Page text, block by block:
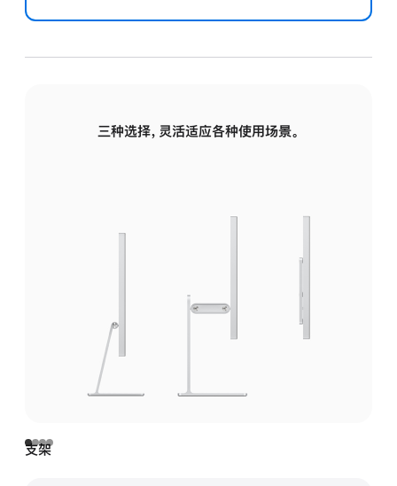
三种选择，灵活适应各种使用场景。
支架